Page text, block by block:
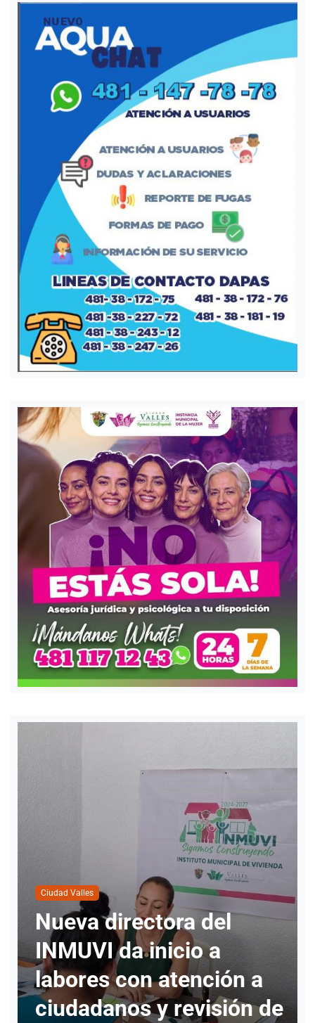
Ciudad Valles
Cuatro personas han
solicitado información
para realizar cambio de
identidad en Ciudad